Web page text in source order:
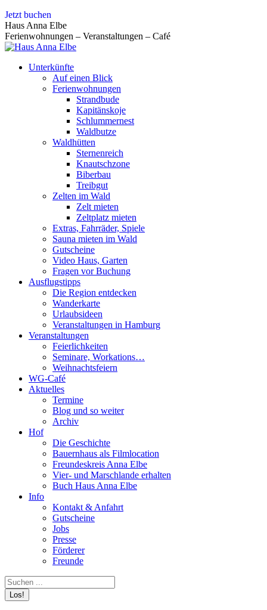
Zum
Inhalt
springen
Jetzt buchen
Haus Anna Elbe
Ferienwohnungen – Veranstaltungen – Café
Unterkünfte
Auf einen Blick
Ferienwohnungen
Strandbude
Kapitänskoje
Schlummernest
Waldbutze
Waldhütten
Sternenreich
Knautschzone
Biberbau
Treibgut
Zelten im Wald
Zelt mieten
Zeltplatz mieten
Extras, Fahrräder, Spiele
Sauna mieten im Wald
Gutscheine
Video Haus, Garten
Fragen vor Buchung
Ausflugstipps
Die Region entdecken
Wanderkarte
Urlaubsideen
Veranstaltungen in Hamburg
Veranstaltungen
Feierlichkeiten
Seminare, Workations…
Weihnachtsfeiern
WG-Café
Aktuelles
Termine
Blog und so weiter
Archiv
Hof
Die Geschichte
Bauernhaus als Filmlocation
Freundeskreis Anna Elbe
Vier- und Marschlande erhalten
Buch Haus Anna Elbe
Info
Kontakt & Anfahrt
Gutscheine
Jobs
Presse
Förderer
Freunde
Search: